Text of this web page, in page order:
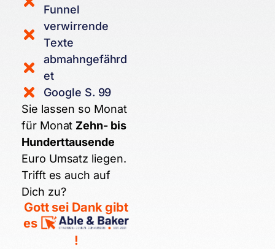
Funnel
verwirrende
Texte
abmahngefährd
et
Google S. 99
Sie lassen so Monat
für Monat Zehn- bis
Hunderttausende
Euro Umsatz liegen.
Trifft es auch auf
Dich zu?
Gott sei Dank gibt
es
!